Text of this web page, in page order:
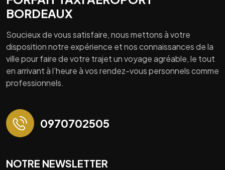
BORDEAUX
Soucieux de vous satisfaire, nous mettons à votre
disposition notre expérience et nos connaissances de la
ville pour faire de votre trajet un voyage agréable, le tout
en arrivant à l’heure à vos rendez-vous personnels comme
professionnels.
0970702505
NOTRE NEWSLETTER